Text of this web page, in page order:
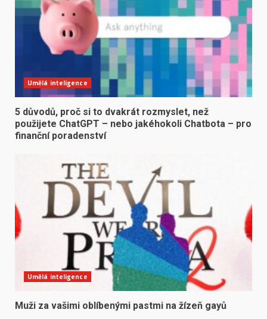
Umělá inteligence
5 důvodů, proč si to dvakrát rozmyslet, než
použijete ChatGPT – nebo jakéhokoli Chatbota – pro
finanční poradenství
Umělá inteligence
Muži za vašimi oblíbenými pastmi na žízeň gayů